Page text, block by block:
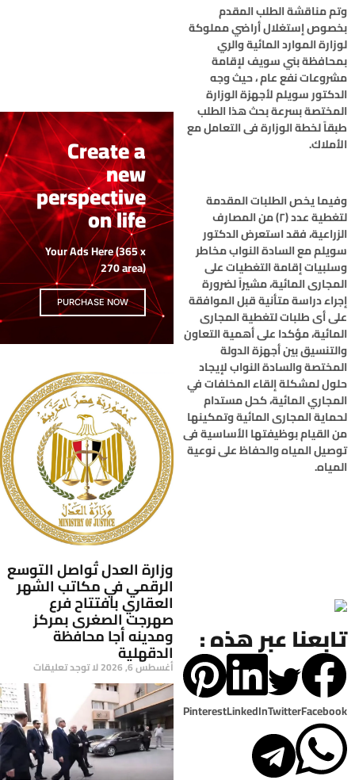
وتم مناقشة الطلب المقدم
بخصوص إستغلال أراضي مملوكة
لوزارة الموارد المائية والري
بمحافظة بني سويف لإقامة
مشروعات نفع عام ، حيث وجه
الدكتور سويلم لأجهزة الوزارة
المختصة بسرعة بحث هذا الطلب
طبقاً لخطة الوزارة فى التعامل مع
الأملاك.
وفيما يخص الطلبات المقدمة
لتغطية عدد (٢) من المصارف
الزراعية، فقد استعرض الدكتور
سويلم مع السادة النواب مخاطر
وسلبيات إقامة التغطيات على
المجارى المائية، مشيراً لضرورة
إجراء دراسة متأنية قبل الموافقة
على أى طلبات لتغطية المجارى
المائية، مؤكدا على أهمية التعاون
والتنسيق بين أجهزة الدولة
المختصة والسادة النواب لإيجاد
حلول لمشكلة إلقاء المخلفات في
المجاري المائية، كحل مستدام
لحماية المجارى المائية وتمكينها
من القيام بوظيفتها الأساسية فى
توصيل المياه والحفاظ على نوعية
المياه.
تابعنا عبر هذه :
Facebook
Twitter
LinkedIn
Pinterest
Create a
new
perspective
on life
Your Ads Here (365 x
270 area)
PURCHASE NOW
وزارة العدل تُواصل التوسع
الرقمي في مكاتب الشهر
العقاري بافتتاح فرع
صهرجت الصغرى بمركز
ومدينه أجا محافظة
الدقهلية
أغسطس 6, 2026 لا توجد تعليقات